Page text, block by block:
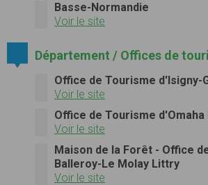
Basse-Normandie
Voir le site
Département / Offices de
Office de Tourisme d'Isigny-
Voir le site
Office de Tourisme d'Omaha
Voir le site
Maison de la Forêt - Office
Balleroy-Le Molay Littry
Voir le site